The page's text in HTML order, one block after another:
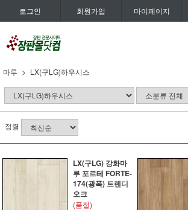
로그인 회원가입 마이페이지
마루 LX(구LG)하우시스
정렬
LX(구LG) 강화마
루 포르테 FORTE-
174(광폭) 트렌디
오크
(품절)